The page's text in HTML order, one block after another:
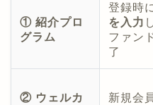
① 紹介プロ
グラム
登録時
を入力
ファン
了
② ウェルカ
新規会